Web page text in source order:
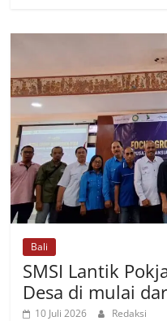
Bali
SMSI Lantik
Desa di mulai
10 Juli 2026 Redaksi